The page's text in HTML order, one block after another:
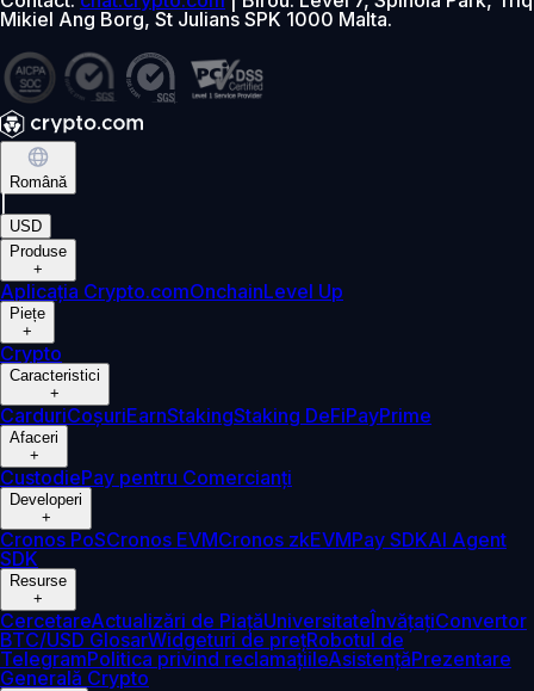
Mikiel Ang Borg, St Julians SPK 1000 Malta.
Română
USD
Produse
+
Aplicația Crypto.comOnchainLevel Up
Piețe
+
Crypto
Caracteristici
+
CarduriCoșuriEarnStakingStaking DeFiPayPrime
Afaceri
+
CustodiePay pentru Comercianți
Developeri
+
Cronos PoSCronos EVMCronos zkEVMPay SDKAI Agent
SDK
Resurse
+
CercetareActualizări de PiațăUniversitateÎnvățațiConvertor
BTC/USD GlosarWidgeturi de prețRobotul de
TelegramPolitica privind reclamațiileAsistențăPrezentare
Generală Crypto